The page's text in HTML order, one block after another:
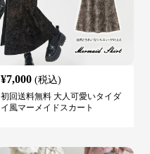
¥7,000 (税込)
初回送料無料 大人可愛いタイダ
イ風マーメイドスカート